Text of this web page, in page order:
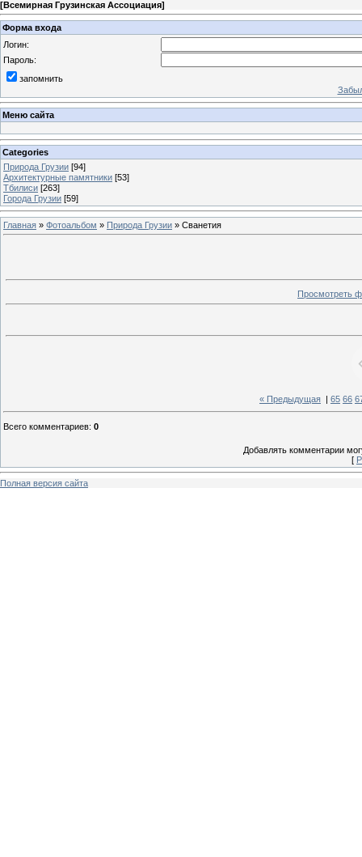
[Всемирная Грузинская Ассоциация]
Форма входа
Логин:
Пароль:
запомнить
Меню сайта
Categories
Природа Грузии [94]
Архитектурные памятники [53]
Тбилиси [263]
Города Грузии [59]
Главная » Фотоальбом » Природа Грузии » Сванетия
Просмотреть
« Предыдущая 65 66
Всего комментариев: 0
Добавлять комментарии
[
Полная версия сайта